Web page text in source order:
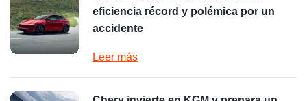
eficiencia récord y polémica por un
accidente
Leer más